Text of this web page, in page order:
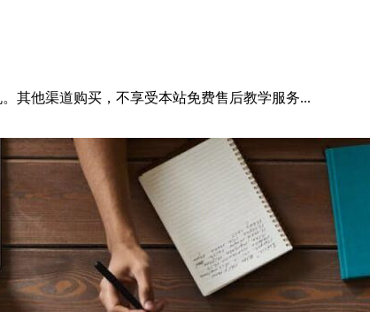
其他渠道购买，不享受本站免费售后教学服务...